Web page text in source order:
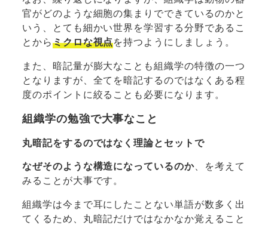
官がどのような細胞の集まりでできているのかと
いう、とても細かい世界を学習する分野であるこ
とからミクロな視点を持つようにしましょう。
また、暗記量が膨大なことも組織学の特徴の一つ
となりますが、全てを暗記するのではなくある程
度のポイントに絞ることも必要になります。
組織学の勉強で大事なこと
丸暗記をするのではなく理論とセットで
なぜそのような構造になっているのか、を考えて
みることが大事です。
組織学は今まで耳にしたことない単語が数多く出
てくるため、丸暗記だけではなかなか覚えること